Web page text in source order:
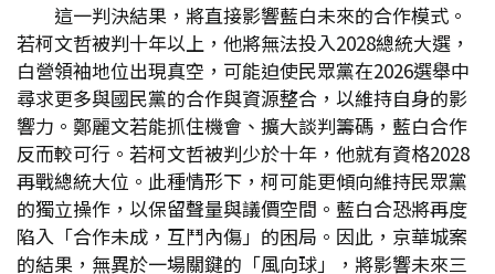
這一判決結果，將直接影響藍白未來的合作模式。
若柯文哲被判十年以上，他將無法投入2028總統大選，
白營領袖地位出現真空，可能迫使民眾黨在2026選舉中
尋求更多與國民黨的合作與資源整合，以維持自身的影
響力。鄭麗文若能抓住機會、擴大談判籌碼，藍白合作
反而較可行。若柯文哲被判少於十年，他就有資格2028
再戰總統大位。此種情形下，柯可能更傾向維持民眾黨
的獨立操作，以保留聲量與議價空間。藍白合恐將再度
陷入「合作未成，互鬥內傷」的困局。因此，京華城案
的結果，無異於一場關鍵的「風向球」，將影響未來三